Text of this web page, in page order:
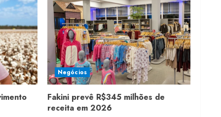
Negócios
Fakini prevê R$345 milhões de
receita em 2026